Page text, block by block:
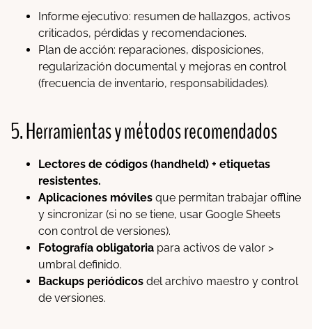
Informe ejecutivo: resumen de hallazgos, activos
criticados, pérdidas y recomendaciones.
Plan de acción: reparaciones, disposiciones,
regularización documental y mejoras en control
(frecuencia de inventario, responsabilidades).
5. Herramientas y métodos recomendados
Lectores de códigos (handheld) + etiquetas
resistentes.
Aplicaciones móviles que permitan trabajar offline
y sincronizar (si no se tiene, usar Google Sheets
con control de versiones).
Fotografía obligatoria para activos de valor >
umbral definido.
Backups periódicos del archivo maestro y control
de versiones.